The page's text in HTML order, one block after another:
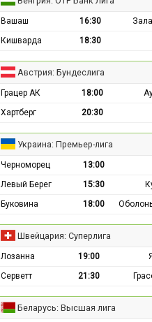
Вашаш 16:30
Кишварда
18:30
Австрия: Бундеслига
Грацер АК 18:00
Хартберг
20:30
Украина: Премьер-лига
Черноморец 13:00
Левый Берег
15:30
Буковина
18:00
Швейцария: Суперлига
Лозанна 19:00
Серветт
21:30
Беларусь: Высшая лига